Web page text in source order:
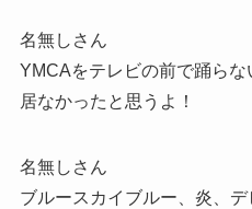
名無しさん
YMCAをテレビの前で踊ら
居なかったと思うよ！
名無しさん
ブルースカイブルー、炎、